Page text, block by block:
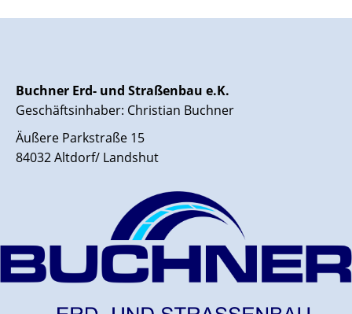
Buchner Erd- und Straßenbau e.K.
Geschäftsinhaber: Christian Buchner
Äußere Parkstraße 15
84032 Altdorf/ Landshut